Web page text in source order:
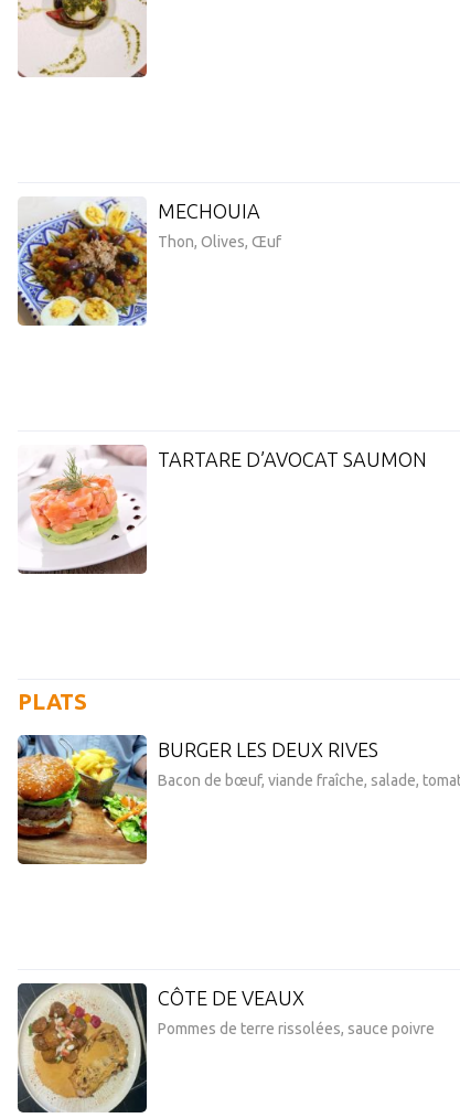
MECHOUIA
Thon, Olives, Œuf
TARTARE D’AVOCAT SAUMON
PLATS
BURGER LES DEUX RIVES
Bacon de bœuf, viande fraîche, salade,
CÔTE DE VEAUX
Pommes de terre rissolées, sauce poivre